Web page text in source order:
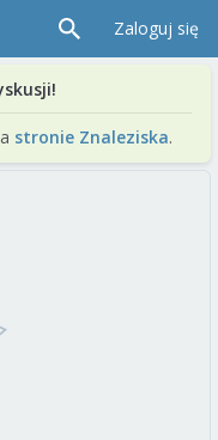
Zaloguj się
stronie Znaleziska.